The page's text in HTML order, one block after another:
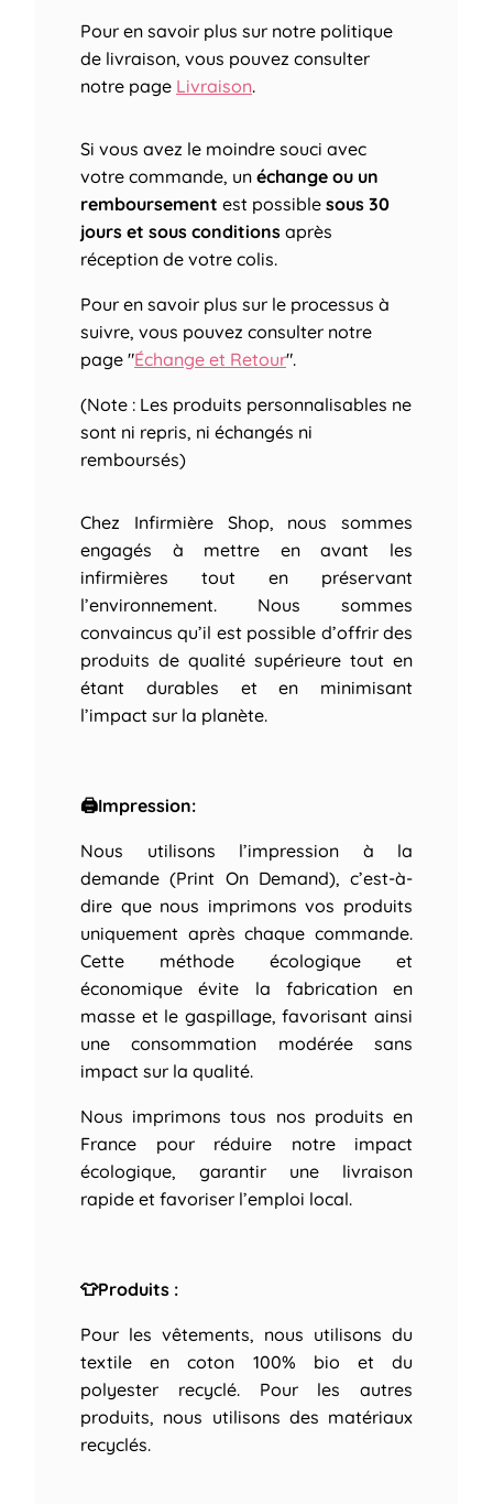
Pour en savoir plus sur notre politique
de livraison, vous pouvez consulter
notre page Livraison.
Si vous avez le moindre souci avec
votre commande, un échange ou un
remboursement est possible sous 30
jours et sous conditions après
réception de votre colis.
Pour en savoir plus sur le processus à
suivre, vous pouvez consulter notre
page "Échange et Retour".
(Note : Les produits personnalisables ne
sont ni repris, ni échangés ni
remboursés)
Chez Infirmière Shop, nous sommes
engagés à mettre en avant les
infirmières tout en préservant
l’environnement. Nous sommes
convaincus qu’il est possible d’offrir des
produits de qualité supérieure tout en
étant durables et en minimisant
l’impact sur la planète.
🖨Impression:
Nous utilisons l’impression à la
demande (Print On Demand), c’est-à-
dire que nous imprimons vos produits
uniquement après chaque commande.
Cette méthode écologique et
économique évite la fabrication en
masse et le gaspillage, favorisant ainsi
une consommation modérée sans
impact sur la qualité.
Nous imprimons tous nos produits en
France pour réduire notre impact
écologique, garantir une livraison
rapide et favoriser l’emploi local.
👕Produits :
Pour les vêtements, nous utilisons du
textile en coton 100% bio et du
polyester recyclé. Pour les autres
produits, nous utilisons des matériaux
recyclés.